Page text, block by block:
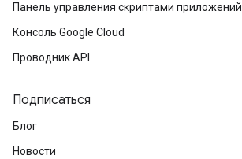
Панель управления скриптами приложений
Консоль Google Cloud
Проводник API
Подписаться
Блог
Новости